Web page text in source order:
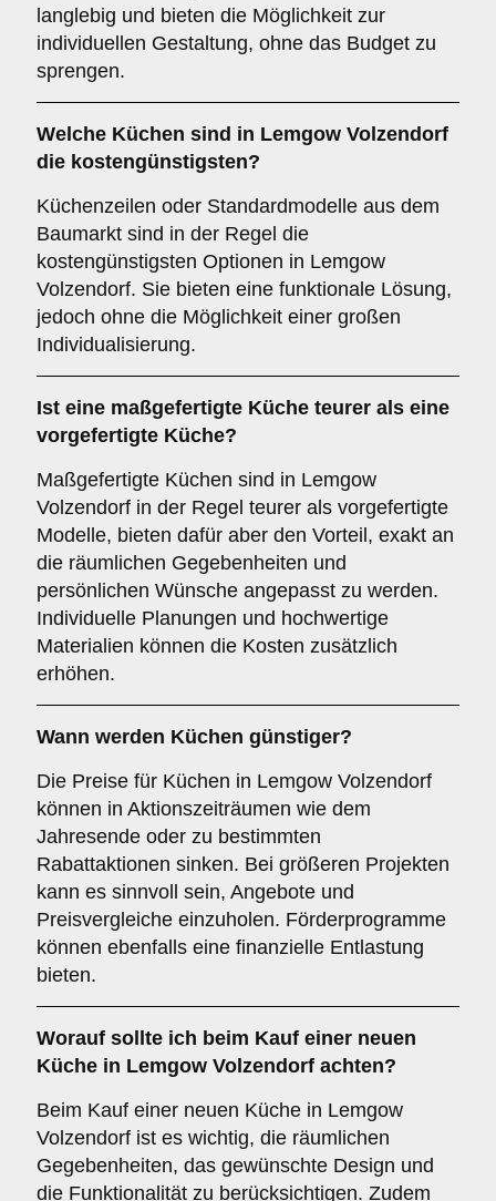
langlebig und bieten die Möglichkeit zur
individuellen Gestaltung, ohne das Budget zu
sprengen.
Welche Küchen sind in Lemgow Volzendorf
die kostengünstigsten?
Küchenzeilen oder Standardmodelle aus dem
Baumarkt sind in der Regel die
kostengünstigsten Optionen in Lemgow
Volzendorf. Sie bieten eine funktionale Lösung,
jedoch ohne die Möglichkeit einer großen
Individualisierung.
Ist eine maßgefertigte Küche teurer als eine
vorgefertigte Küche?
Maßgefertigte Küchen sind in Lemgow
Volzendorf in der Regel teurer als vorgefertigte
Modelle, bieten dafür aber den Vorteil, exakt an
die räumlichen Gegebenheiten und
persönlichen Wünsche angepasst zu werden.
Individuelle Planungen und hochwertige
Materialien können die Kosten zusätzlich
erhöhen.
Wann werden Küchen günstiger?
Die Preise für Küchen in Lemgow Volzendorf
können in Aktionszeiträumen wie dem
Jahresende oder zu bestimmten
Rabattaktionen sinken. Bei größeren Projekten
kann es sinnvoll sein, Angebote und
Preisvergleiche einzuholen. Förderprogramme
können ebenfalls eine finanzielle Entlastung
bieten.
Worauf sollte ich beim Kauf einer neuen
Küche in Lemgow Volzendorf achten?
Beim Kauf einer neuen Küche in Lemgow
Volzendorf ist es wichtig, die räumlichen
Gegebenheiten, das gewünschte Design und
die Funktionalität zu berücksichtigen. Zudem